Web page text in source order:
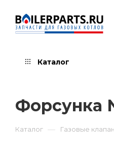
Каталог
Форсунка
Каталог — Газовые